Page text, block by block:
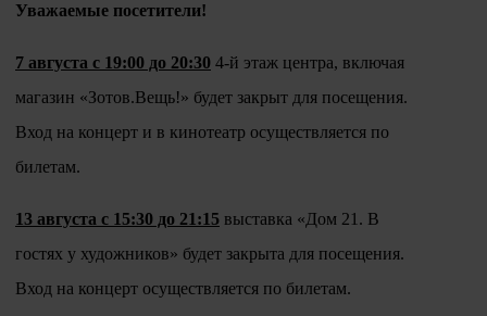
Уважаемые посетители!
7 августа с 19:00 до 20:30 4-й этаж центра, включая
магазин «Зотов.Вещь!» будет закрыт для посещения.
Вход на концерт и в кинотеатр осуществляется по
билетам.
13 августа с 15:30 до 21:15 выставка «Дом 21. В
гостях у художников» будет закрыта для посещения.
Вход на концерт осуществляется по билетам.